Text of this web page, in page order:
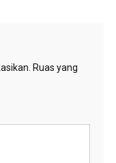
Ruas yang